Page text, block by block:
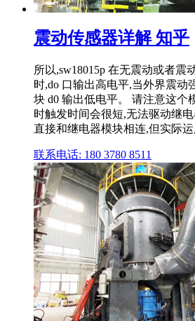
震动传感器详解 知乎
所以,sw18015p 在无震动或者震
时,do 口输出高电平,当外界震动
块 d0 输出低电平。 请注意这个
时触发时间会很短,无法驱动继
直接和继电器模块相连,但实际运
联系电话: 180 3780 8511